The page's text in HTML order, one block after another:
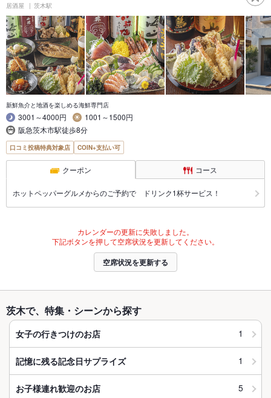
居酒屋 茨木駅
新鮮魚介と地酒を楽しめる海鮮専門店
3001～4000円
1001～1500円
阪急茨木市駅徒歩8分
口コミ投稿特典対象店 COIN+支払い可
クーポン コース
ホットペッパーグルメからのご予約で ドリンク1杯サービス！
カレンダーの更新に失敗しました。
下記ボタンを押して空席状況を更新してください。
空席状況を更新する
茨木で、特集・シーンから探す
女子の行きつけのお店 1
記憶に残る記念日サプライズ 1
お子様連れ歓迎のお店 5